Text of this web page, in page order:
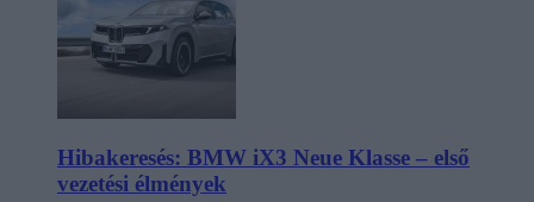
Hibakeresés: BMW iX3 Neue Klasse – első
vezetési élmények